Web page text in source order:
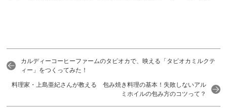
カルディーコーヒーファームのタピオカで、映える「タピオカミルクテ
ィー」をつくってみた！
料理家・上島亜紀さんが教える 包み焼き料理の基本！失敗しないアル
ミホイルの包み方のコツって？